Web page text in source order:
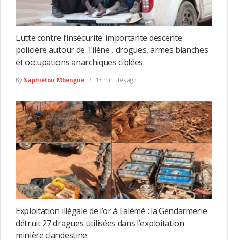
Lutte contre l’insécurité: importante descente
policière autour de Tilène , drogues, armes blanches
et occupations anarchiques ciblées
By Saphiétou Mbengue 13 minutes ago
Exploitation illégale de l’or à Falémé : la Gendarmerie
détruit 27 dragues utilisées dans l’exploitation
minière clandestine